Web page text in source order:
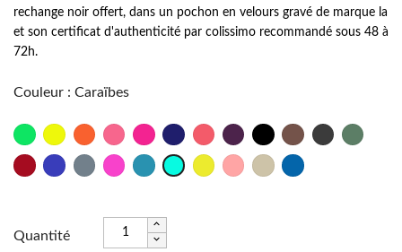
rechange noir offert, dans un pochon en velours gravé de marque la
et son certificat d'authenticité par colissimo recommandé sous 48 à
72h.
Couleur : Caraïbes
Vert
Fluo
Jaune
Fluo
Orange
Fluo
Rose
Fluo
FushiaMarinePsychoBordeaux
Noir TaupeAnthraciteMilitaire
RougeOutre
Mer
TitaneRose
Shock
LagonCaraïbesBrésil
Frutti
Fluo
Sable
Bleu
Océan
Quantité